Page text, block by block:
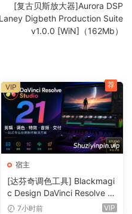
we understand your
you are.
and access its diverse
samples.
It crashes on startup
computer, while it has
[复古贝斯放大器]Aurora DSP
Laney Digbeth Production Suite
v1.0.0 [WiN]（162Mb）
宿主
[达芬奇调色工具] Blackmagi
c Design DaVinci Resolve St
udio 21.0.4 Build 5 x64-R2R
7小时前 VIP
VIP 荐